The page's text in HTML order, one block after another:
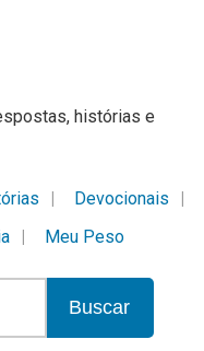
histórias e
Devocionais
Meu Peso
Buscar